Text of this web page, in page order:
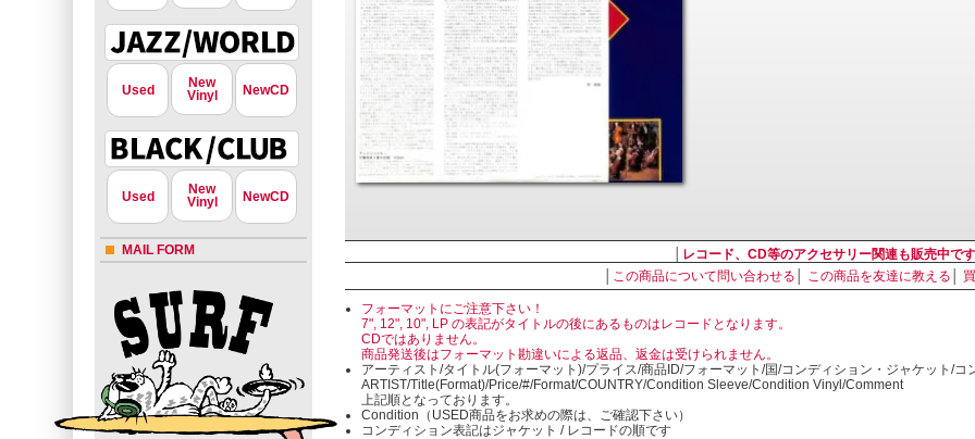
Used
New
Vinyl
NewCD
Used
New
Vinyl
NewCD
MAIL FORM レコード、CD等のアクセサリー関連も販売中です
この商品について問い合わせる この商品を友達に教える
フォーマットにご注意下さい！
7", 12", 10", LP の表記がタイトルの後にあるものはレコードとなります。
CDではありません。
商品発送後はフォーマット勘違いによる返品、返金は受けられません。
アーティスト/タイトル(フォーマット)/プライス/商品ID/フォーマット/国/コンディション・ジャケット/コ
ARTIST/Title(Format)/Price/#/Format/COUNTRY/Condition Sleeve/Condition Vinyl/Comment
上記順となっております。
Condition（USED商品をお求めの際は、ご確認下さい）
コンディション表記はジャケット / レコードの順です